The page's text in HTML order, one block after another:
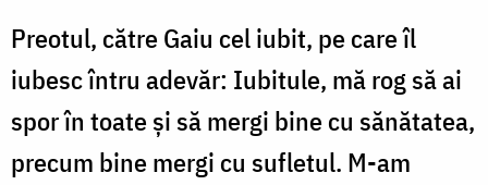
Preotul, către Gaiu cel iubit, pe care îl
iubesc întru adevăr: Iubitule, mă rog să ai
spor în toate și să mergi bine cu sănătatea,
precum bine mergi cu sufletul. M-am